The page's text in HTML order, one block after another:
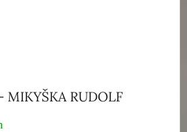
MIKYŠKA RUDOLF